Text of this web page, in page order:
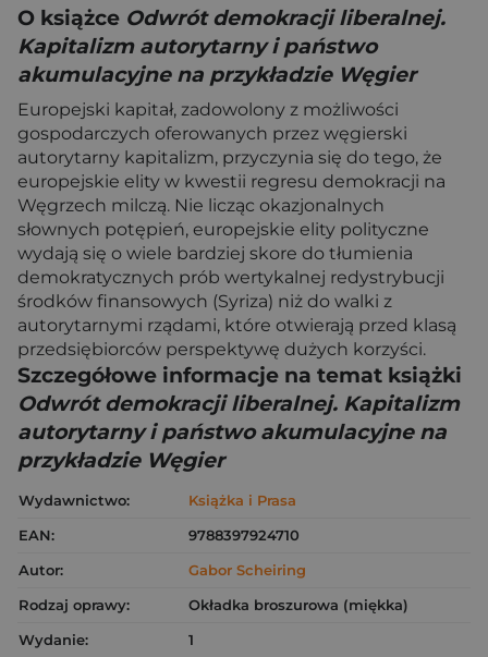
O książce Odwrót demokracji liberalnej.
Kapitalizm autorytarny i państwo
akumulacyjne na przykładzie Węgier
Europejski kapitał, zadowolony z możliwości
gospodarczych oferowanych przez węgierski
autorytarny kapitalizm, przyczynia się do tego, że
europejskie elity w kwestii regresu demokracji na
Węgrzech milczą. Nie licząc okazjonalnych
słownych potępień, europejskie elity polityczne
wydają się o wiele bardziej skore do tłumienia
demokratycznych prób wertykalnej redystrybucji
środ­ków finansowych (Syriza) niż do walki z
autorytarnymi rządami, które otwierają przed klasą
przedsiębiorców perspektywę dużych korzyści.
Szczegółowe informacje na temat książki
Odwrót demokracji liberalnej. Kapitalizm
autorytarny i państwo akumulacyjne na
przykładzie Węgier
Wydawnictwo:
Książka i Prasa
EAN:
9788397924710
Autor:
Gabor Scheiring
Rodzaj oprawy:
Okładka broszurowa (miękka)
Wydanie:
1